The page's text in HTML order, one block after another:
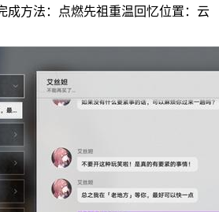
成方法：点燃先祖重温回忆位置：云